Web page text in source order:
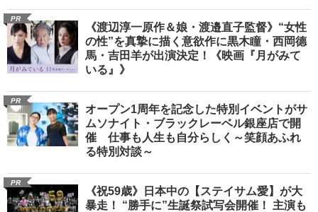
PR
《渡辺淳一原作＆娘・渡邉直子監督》“女性
の性”を真摯に描く意欲作に黒木瞳・西岡德
馬・吉田羊が出演決定！《映画『月がみて
いる』》
PR
オープン1周年を記念した特別イベントがサ
ムソナイト・ブラックレーベル銀座店で開
催 仕事も人生も自分らしく～笑顔あふれ
る特別対談～
PR
《祝59歳》日本中の【ステイサム愛】が大
暴走！ “勝手に”生誕祭試写会開催！ 主演も